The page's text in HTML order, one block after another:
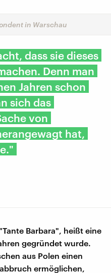
in Warschau
dass sie dieses
Denn man
Jahren schon
sich das
von
hat,
Barbara", heißt eine
gegründet wurde.
aus Polen einen
ermöglichen,